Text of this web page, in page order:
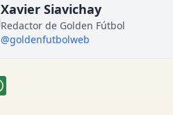
Xavier Siavichay
Redactor de Golden Fútbol
@goldenfutbolweb